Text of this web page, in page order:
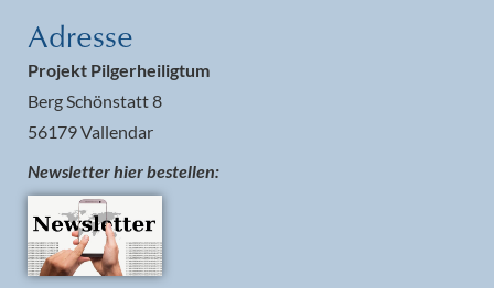
Adresse
Projekt Pilgerheiligtum
Berg Schönstatt 8
56179 Vallendar
Newsletter hier bestellen: